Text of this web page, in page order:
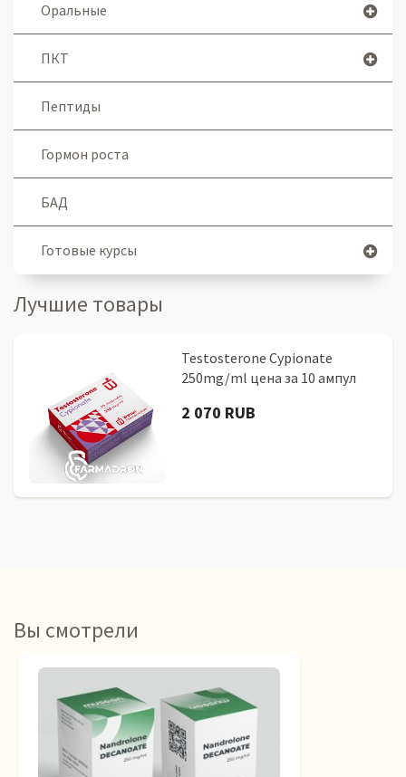
Оральные
ПКТ
Пептиды
Гормон роста
БАД
Готовые курсы
Лучшие товары
Testosterone Cypionate
250mg/ml цена за 10 ампул
2 070 RUB
Вы смотрели